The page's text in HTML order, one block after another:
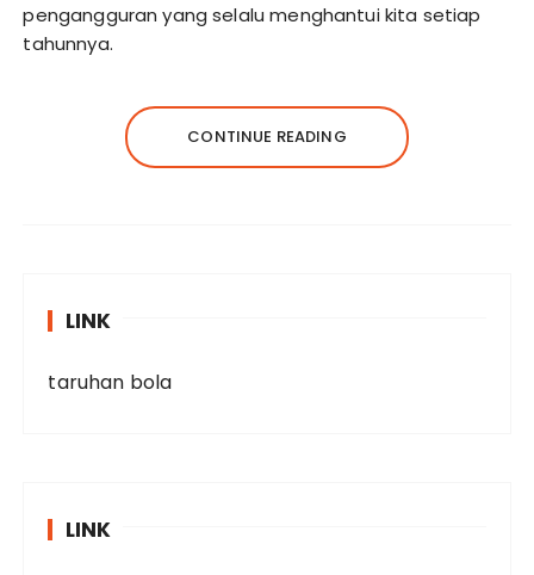
pengangguran yang selalu menghantui kita setiap
tahunnya.
CONTINUE READING
LINK
taruhan bola
LINK